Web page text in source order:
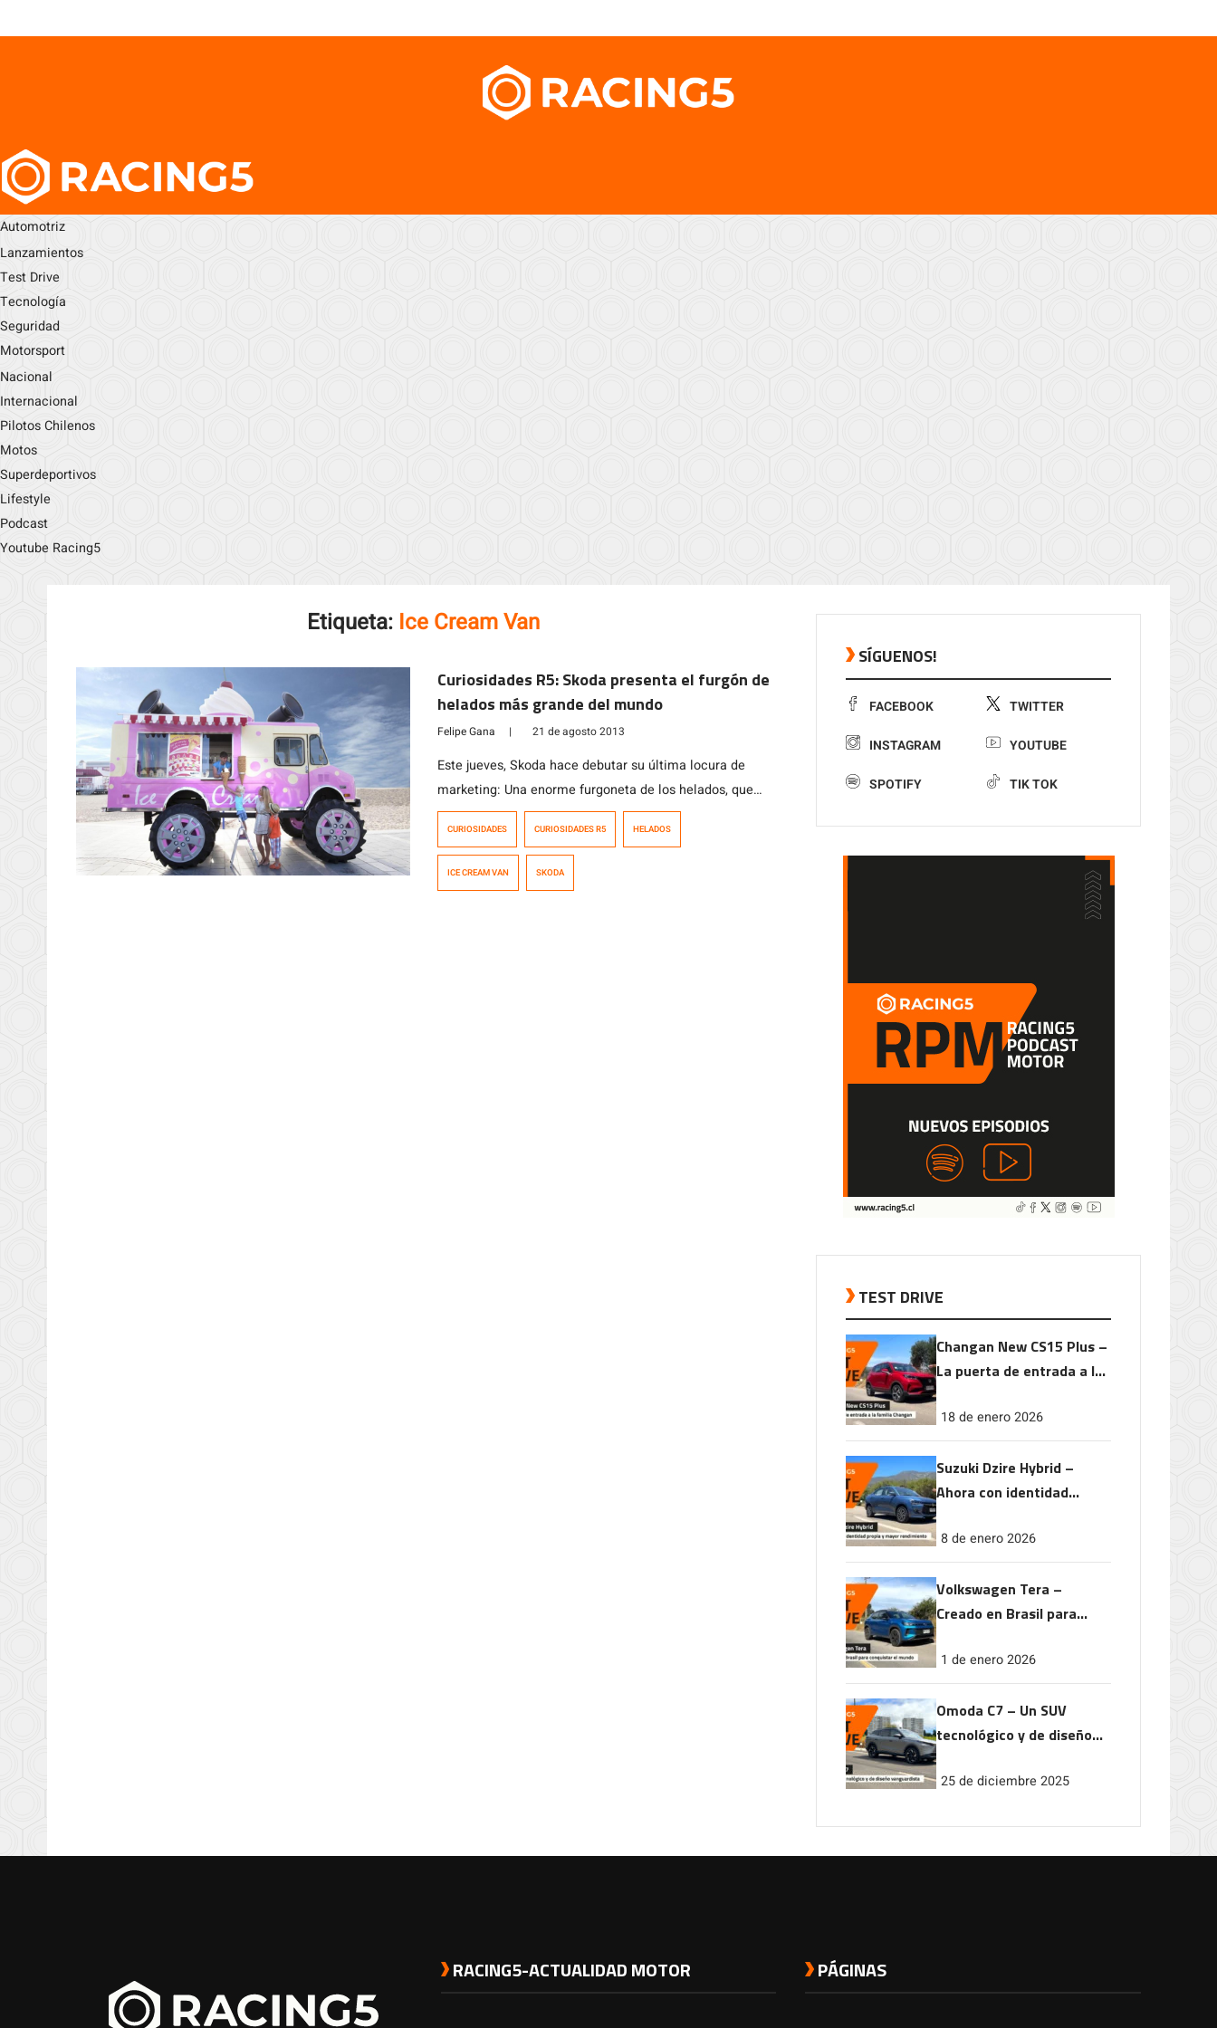
Automotriz
Lanzamientos
Test Drive
Tecnología
Seguridad
Motorsport
Nacional
Internacional
Pilotos Chilenos
Motos
Superdeportivos
Lifestyle
Podcast
Youtube Racing5
Etiqueta: Ice Cream Van
Curiosidades R5: Skoda presenta el furgón de
helados más grande del mundo
Felipe Gana | 21 de agosto 2013
Este jueves, Skoda hace debutar su última locura de
marketing: Una enorme furgoneta de los helados, que
regalará más de 6500 helados este verano en Inglaterra
un aviso para el Octavia vRS, que hemos colgado más
CURIOSIDADES CURIOSIDADES R5 HELADOS
ICE CREAM VAN SKODA
SÍGUENOS!
FACEBOOK TWITTER
INSTAGRAM YOUTUBE
SPOTIFY TIK TOK
TEST DRIVE
Changan New CS15 Plus –
La puerta de entrada a la
18 de enero 2026
Suzuki Dzire Hybrid –
Ahora con identidad
rendimiento
8 de enero 2026
Volkswagen Tera –
Creado en Brasil para
1 de enero 2026
Omoda C7 – Un SUV
tecnológico y de diseño
25 de diciembre 2025
RACING5-ACTUALIDAD MOTOR PÁGINAS